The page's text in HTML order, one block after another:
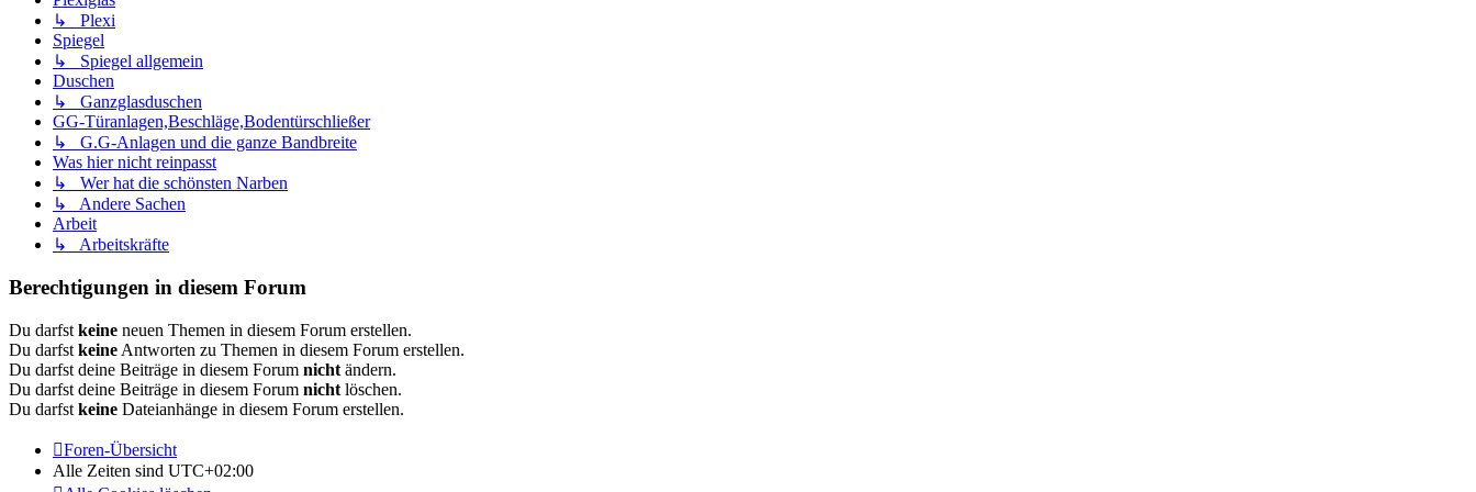
↳ Plexi
Spiegel
↳ Spiegel allgemein
Duschen
↳ Ganzglasduschen
GG-Türanlagen,Beschläge,Bodentürschließer
↳ G.G-Anlagen und die ganze Bandbreite
Was hier nicht reinpasst
↳ Wer hat die schönsten Narben
↳ Andere Sachen
Arbeit
↳ Arbeitskräfte
Berechtigungen in diesem Forum
Du darfst keine neuen Themen in diesem Forum erstellen.
Du darfst keine Antworten zu Themen in diesem Forum erstellen.
Du darfst deine Beiträge in diesem Forum nicht ändern.
Du darfst deine Beiträge in diesem Forum nicht löschen.
Du darfst keine Dateianhänge in diesem Forum erstellen.
Foren-Übersicht
Alle Zeiten sind UTC+02:00